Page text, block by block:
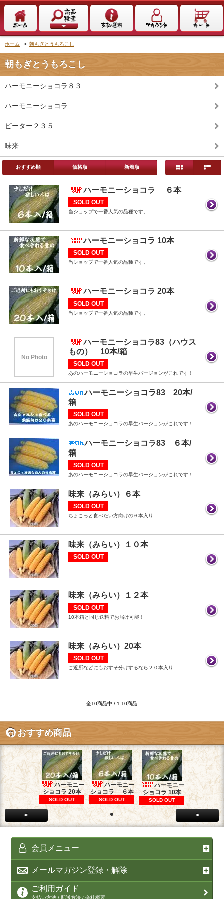
ホーム > 朝もぎとうもろこし
朝もぎとうもろこし
ハーモニーショコラ８３
ハーモニーショコラ
ピーター２３５
味来
おすすめ順 価格順 新着順
ハーモニーショコラ ６本
SOLD OUT
当ショップで一番人気の品種です。
ハーモニーショコラ 10本
SOLD OUT
当ショップで一番人気の品種です。
ハーモニーショコラ 20本
SOLD OUT
当ショップで一番人気の品種です。
No Photo
ハーモニーショコラ83（ハウス
もの） 10本/箱
SOLD OUT
あのハーモニーショコラの早生バージョンがこれです！
ハーモニーショコラ83 20本/
箱
SOLD OUT
あのハーモニーショコラの早生バージョンがこれです！
ハーモニーショコラ83 ６本/
箱
SOLD OUT
あのハーモニーショコラの早生バージョンがこれです！
味来（みらい）６本
SOLD OUT
ちょこっと食べたい方向けの６本入り
味来（みらい）１０本
SOLD OUT
味来（みらい）１２本
SOLD OUT
10本箱と同じ送料でお届け可能！
味来（みらい）20本
SOLD OUT
ご近所などにもおすそ分けするなら２０本入り
全10商品中 / 1-10商品
おすすめ商品
ハーモニー
ショコラ 20本
SOLD OUT
ハーモニー
ショコラ ６本
SOLD OUT
ハーモニー
ショコラ 10本
SOLD OUT
< >
会員メニュー
メールマガジン登録・解除
ご利用ガイド
支払い方法 / 配送方法 / 会社概要